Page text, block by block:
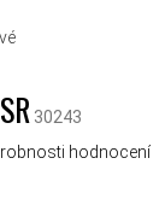
30243
je 0,0 z 5
hodnocení